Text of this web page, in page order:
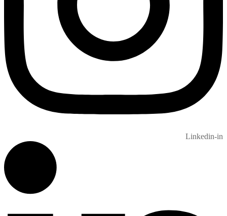
Linkedin-in